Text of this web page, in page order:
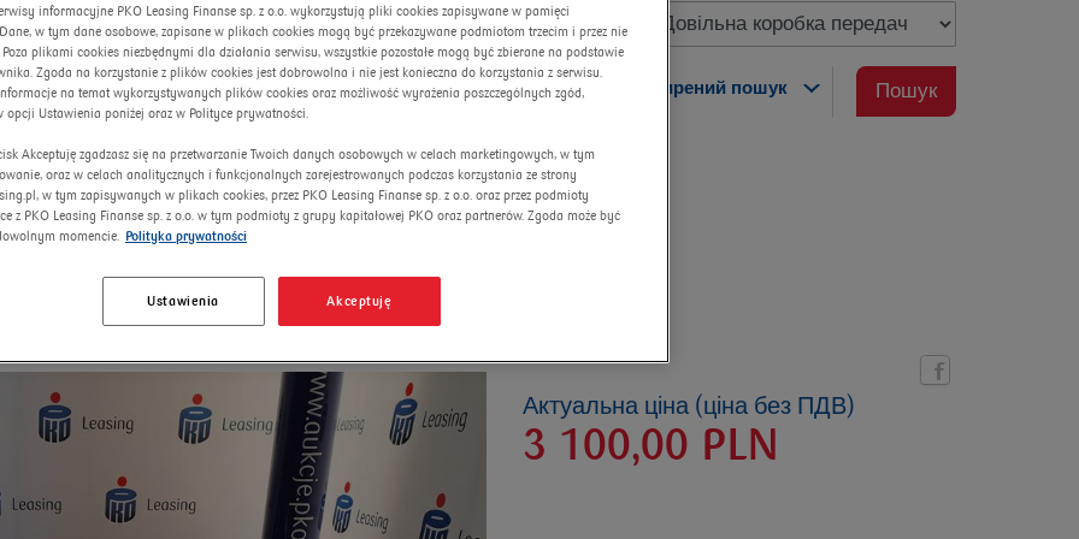
розширений пошук Пошук
DC-Pro 25-
Актуальна ціна (ціна без ПДВ)
3 100,00 PLN
informacyjne PKO Leasing Finanse sp. z o.o. wykorzystują pliki cookies zapisywane w pamięci
w tym dane osobowe, zapisane w plikach cookies mogą być przekazywane podmiotom trzecim i przez nie
Poza plikami cookies niezbędnymi dla działania serwisu, wszystkie pozostałe mogą być zbierane na podstawie
Zgoda na korzystanie z plików cookies jest dobrowolna i nie jest konieczna do korzystania z serwisu.
informacje na temat wykorzystywanych plików cookies oraz możliwość wyrażenia poszczególnych zgód,
opcji Ustawienia poniżej oraz w Polityce prywatności.
Akceptuję zgadzasz się na przetwarzanie Twoich danych osobowych w celach marketingowych, w tym
oraz w celach analitycznych i funkcjonalnych zarejestrowanych podczas korzystania ze strony
w tym zapisywanych w plikach cookies, przez PKO Leasing Finanse sp. z o.o. oraz przez podmioty
z PKO Leasing Finanse sp. z o.o. w tym podmioty z grupy kapitałowej PKO oraz partnerów. Zgoda może być
momencie. Polityka prywatności
Akceptuję
Ustawienia